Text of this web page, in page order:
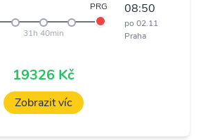
PRG
31h 40min
08:50
po 02.11
Praha
19326 Kč
Zobrazit víc